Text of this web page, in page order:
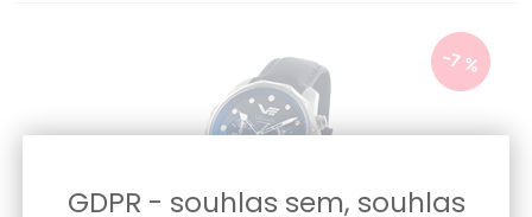
-7 %
GDPR - souhlas sem, souhlas